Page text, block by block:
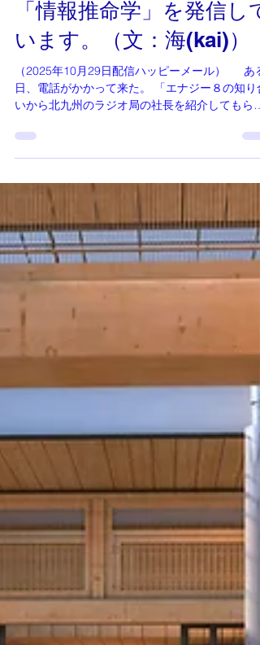
ハッピーメール
十年以上前から、九州支部
長中野宇宙さんとラジオ
「情報推命学」を発信して
います。（文：海(kai)）
（2025年10月29日配信ハッピーメール） ある
いから北九州のラジオ局の社長を紹介してもらえ
ることになった！」 いいね、おもしろいね！ ラ
オ局へ向かう日、ワクワクの私たちに 知り合いの
エナジー８の方から「地元では有名な御曹司です
から、くれぐれも失礼のないように。」と忠告を
受けていました。実際お会いすると、気さくでお
ようなノリの良い社長でした。 中野さんも私もと
にかくなんでもイケイケいってみよう！やってみ
ろの頃でしたので、すかさず生年月日を聞き出
６。 中野さんと目を見合わせ、「よし！」と、そ
こからはトリオで漫才大会をくりひろげ ワイワイ
ガヤガヤゲラゲラとすぐに意気投合して、よし、
がんばりましょう！大成功！とホッとして、 横を
見たら、エナジー８の紹介者の顔がひきつってい
ました。 もちろん帰りは繰り返し繰り返し説教を
聞かされながら、別れました。 中野さんも私も、
申し訳ないけど、これっぽっちも申し訳ないとは